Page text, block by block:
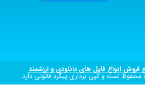
انواع فایل های دانلودی و ارزشمند
است و کپی برداری پیگرد قانونی دارد.